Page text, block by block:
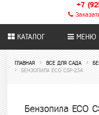
+7
КАТАЛОГ МЕНЮ
ГЛАВНАЯ ВСЕ ДЛЯ САДА
БЕНЗОПИЛА ECO CSP-234
Бензопила ECO